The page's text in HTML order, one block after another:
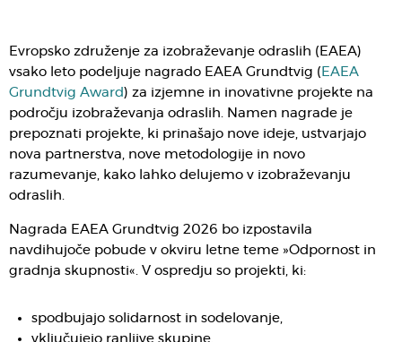
Evropsko združenje za izobraževanje odraslih (EAEA)
vsako leto podeljuje nagrado EAEA Grundtvig ( EAEA
Grundtvig Award ) za izjemne in inovativne projekte na
področju izobraževanja odraslih. Namen nagrade je
prepoznati projekte, ki prinašajo nove ideje, ustvarjajo
nova partnerstva, nove metodologije in novo
razumevanje, kako lahko delujemo v izobraževanju
odraslih.
Nagrada EAEA Grundtvig 2026 bo izpostavila
navdihujoče pobude v okviru letne teme »Odpornost in
gradnja skupnosti«. V ospredju so projekti, ki:
spodbujajo solidarnost in sodelovanje,
vključujejo ranljive skupine,